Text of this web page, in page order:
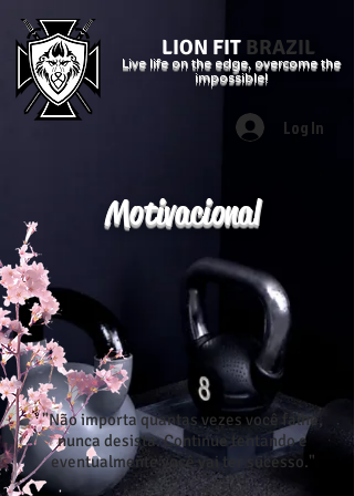
LION FIT BRAZIL
Live life on the edge, overcome the
impossible!
Log In
Motivacional
"Não importa quantas vezes você falhe,
nunca desista. Continue tentando e
eventualmente você vai ter sucesso."